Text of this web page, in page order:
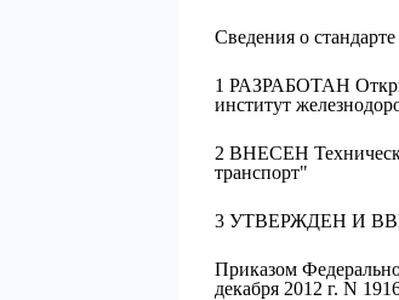
Сведения о стандарте
1 РАЗРАБОТАН
институт
2 ВНЕСЕН
транспорт"
3 УТВЕРЖДЕН И
Приказом
декабря 2012 г. N